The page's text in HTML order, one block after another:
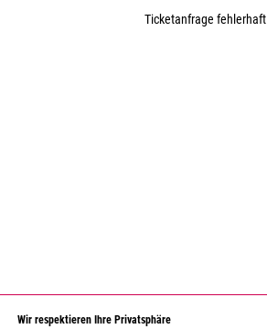
Wir respektieren Ihre Privatsphäre
Ticketanfrage fehlerhaft